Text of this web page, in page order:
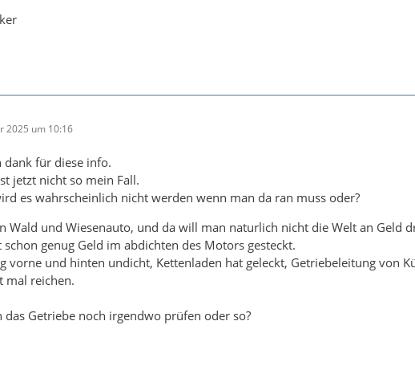
2025 um 10:16
dank für diese info.
jetzt nicht so mein Fall.
es wahrscheinlich nicht werden wenn man da ran muss oder?
Wald und Wiesenauto, und da will man naturlich nicht die Welt an Geld
schon genug Geld im abdichten des Motors gesteckt.
vorne und hinten undicht, Kettenladen hat geleckt, Getriebeleitung von
mal reichen.
das Getriebe noch irgendwo prüfen oder so?